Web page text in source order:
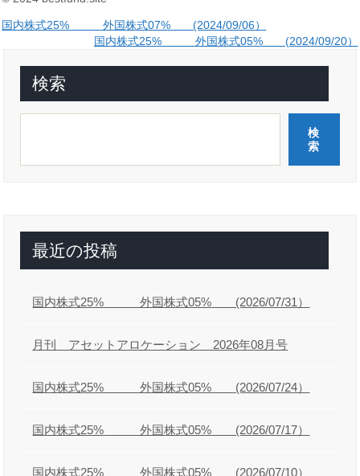
投
ビ
シ
国内株式25% 外国株式07% (2024/09/06）
国内株式25% 外国株式05% (2024/09/20）
検索
検
索
最近の投稿
国内株式25% 外国株式05% (2026/07/31）
月刊 アセットアロケーション 2026年08月号
国内株式25% 外国株式05% (2026/07/24）
国内株式25% 外国株式05% (2026/07/17）
国内株式25% 外国株式05% (2026/07/10）